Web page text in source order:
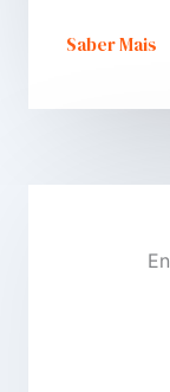
Saber Mais